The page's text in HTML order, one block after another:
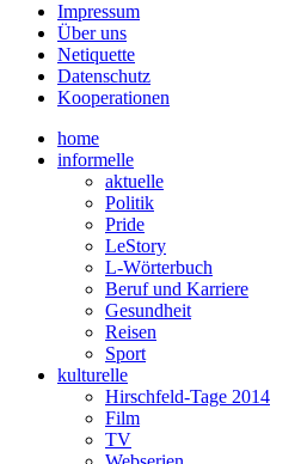
Impressum
Über uns
Netiquette
Datenschutz
Kooperationen
home
informelle
aktuelle
Politik
Pride
LeStory
L-Wörterbuch
Beruf und Karriere
Gesundheit
Reisen
Sport
kulturelle
Hirschfeld-Tage 2014
Film
TV